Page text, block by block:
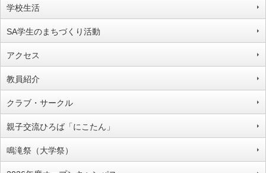
学校生活
SA学生のまちづくり活動
アクセス
教員紹介
クラブ・サークル
親子交流ひろば「にこたん」
鳴滝祭（大学祭）